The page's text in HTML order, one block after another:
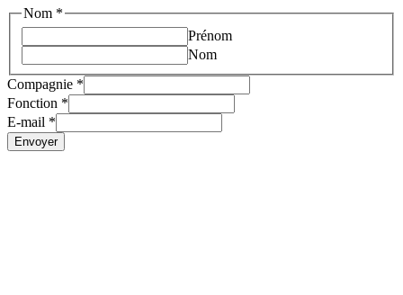
Nom *
Prénom
Nom
Compagnie
Nom
Fonction
Compagnie *
Fonction *
E-mail *
Envoyer